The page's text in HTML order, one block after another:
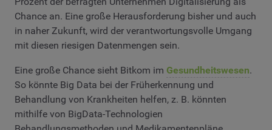
Chance an. Eine große Herausforderung bisher und auch
in naher Zukunft, wird der verantwortungsvolle Umgang
mit diesen riesigen Datenmengen sein.
Eine große Chance sieht Bitkom im Gesundheitswesen.
So könnte Big Data bei der Früherkennung und
Behandlung von Krankheiten helfen, z. B. könnten
mithilfe von BigData-Technologien